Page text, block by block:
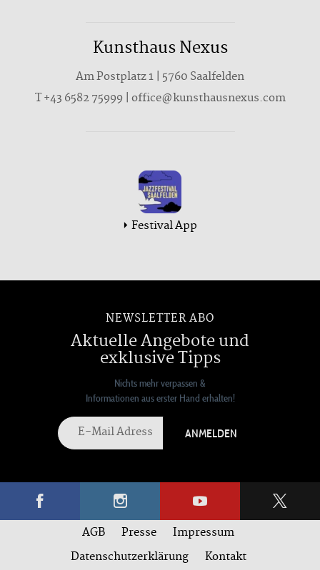
Kunsthaus Nexus
Am Postplatz 1 | 5760 Saalfelden
T+43 6582 75999 | office@kunsthausnexus.com
Festival App
NEWSLETTER ABO
Aktuelle Angebote und
exklusive Tipps
Nichts mehr verpassen &
Informationen aus erster Hand erhalten!
ANMELDEN
AGB Presse
Impressum
Datenschutzerklärung
Kontakt